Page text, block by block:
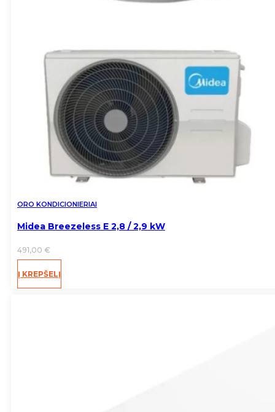
ORO KONDICIONIERIAI
Midea Breezeless E 2,8 / 2,9 kW
491,00 €
Į KREPŠELĮ